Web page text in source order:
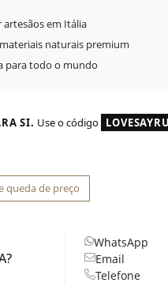
artesãos em Itália
naturais premium
para todo o mundo
SI. Use o código
queda de preço
WhatsApp
Email
Telefone